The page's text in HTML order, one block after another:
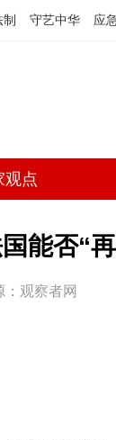
守艺中华 应
观点
能否“
观察者网